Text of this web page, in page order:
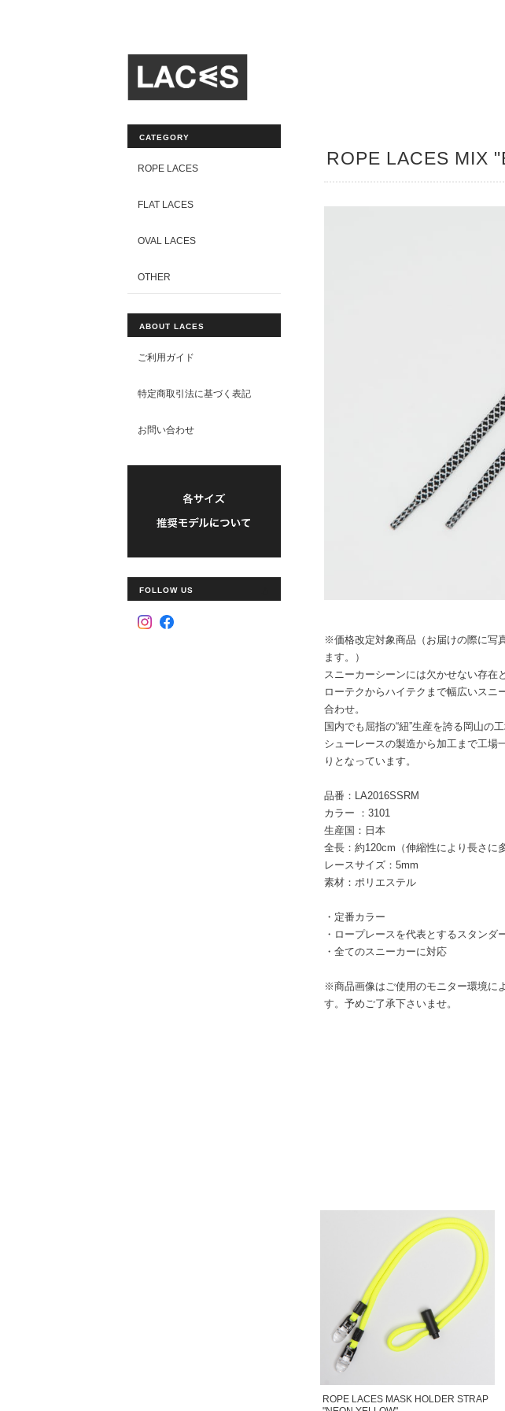
ROPE LACES MIX
※価格改定対象商品（お届けの際に写
ます。）
スニーカーシーンには欠かせない存在
ローテクからハイテクまで幅広いスニ
合わせ。
国内でも屈指の“紐”生産を誇る岡山の工
シューレースの製造から加工まで工場
りとなっています。
品番：LA2016SSRM
カラー ：3101
生産国：日本
全長：約120cm（伸縮性により長さに
レースサイズ：5mm
素材：ポリエステル
・定番カラー
・ロープレースを代表とするスタンダ
・全てのスニーカーに対応
※商品画像はご使用のモニター環境に
す。予めご了承下さいませ。
ROPE LACES MASK HOLDER STRAP
CATEGORY
ROPE LACES
FLAT LACES
OVAL LACES
OTHER
ABOUT LACES
ご利用ガイド
特定商取引法に基づく表記
お問い合わせ
FOLLOW US